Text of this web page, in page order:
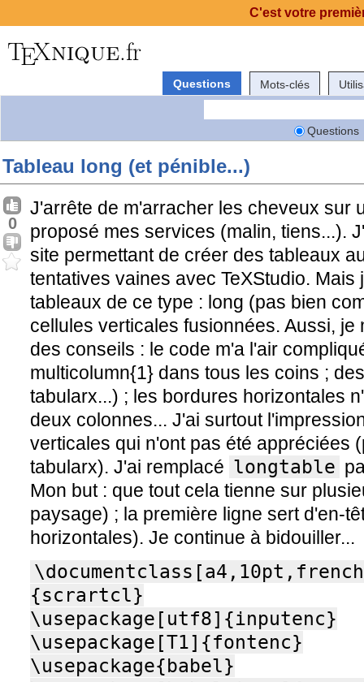
Questions Mots-clés
Questions
Tableau long (et pénible...)
0
J'arrête de m'arracher les cheveux sur
proposé mes services (malin, tiens...).
site permettant de créer des tableaux
tentatives vaines avec TeXStudio.
tableaux de ce type : long (pas bien
cellules verticales fusionnées. Aussi, je
des conseils : le code m'a l'air
multicolumn{1} dans tous les coins ;
tabularx...) ; les bordures horizontales
deux colonnes... J'ai surtout
verticales qui n'ont pas été appréciées
tabularx). J'ai remplacé longtable
Mon but : que tout cela tienne sur
paysage) ; la première ligne sert d'en-
horizontales). Je continue à bidouiller...
\documentclass[a4,10pt,french,landscape]{scrartcl}
\usepackage[utf8]{inputenc}
\usepackage[T1]{fontenc}
\usepackage{babel}
\usepackage[babel=true]{csquotes}
\usepackage{ragged2e, ltablex, booktabs, makecell}
\renewcommand\theadfont{\normalsize\bfseries}
\usepackage{graphicx}
\usepackage{grffile}
\usepackage{longtable}
\usepackage{multirow}
\usepackage{wrapfig}
\usepackage{rotating}
\usepackage[normalem]{ulem}
\usepackage{amsmath}
\usepackage{textcomp}
\usepackage{amssymb}
\usepackage{capt-of}
\usepackage{hyperref}
\begin{document}
    \begin{ltablex}{@{}|l|l|c|l|@{}}
    \toprule
    \multicolumn{1}{|c|}{\textbf{Âge}}           & \multicolumn{1}{c|}{\textbf{Piaget (1896-1980)}}                                                                                                                                                                                                                                                                                                                                                                                                                                                                                                                                                                                                        & \textbf{Wallon (1896-1962)}                                                                                                                                                                                                                                                                                                                                                                                                                                                             & \multicolumn{1}{c|}{\textbf{Freud (1856-1939)}}                                                                                                                                                                          \\* \midrule
    \endhead
    %
    \multirow{3}{*}{\textbf{Avant la naissance}} & \multicolumn{1}{c|}{\multirow{3}{*}{\textbf{}}}                                                                                                                                                                                                                                                                                                                                                                                                                                                                                                                                                                                                         & \textbf{Stade intra-utérin}                                                                                                                                                                                                                                                                                                                                                                                                                                                             & \multicolumn{1}{c|}{\textbf{Hypothèse d'un stade foetal}}                                                                                                                                                                \\* \cmidrule(l){4-4} 
    & \multicolumn{1}{c|}{}                                                                                                                                                                                                                                                                                                                                                                                                                                                                                                                                                                                                                                   & \textit{(centripète)}                                                                                                                                                                                                                                                                                                                                                                                                                                                                   & \multirow{2}{*}{\begin{tabular}[c]{@{}l@{}}- Narcissisme absolu;\\ - Indifférence primitive, anobjectivité.\end{tabular}}                                                                                                \\* \cmidrule(lr){3-3}
    & \multicolumn{1}{c|}{}                                                                                                                                                                                                                                                                                                                                                                                                                                                                                                                                                                                                                                   & \multicolumn{1}{l|}{\begin{tabular}[c]{@{}l@{}}- Symbiose biologique mère-enfant;\\ \\ - Primat de l'anabolisme;\\ - Parasitisme radical;- Réactions posturales à des stimuli.\end{tabular}}                                                                                                                                                                                                                                                                                            &                                                                                                                                                                                                                          \\* \midrule
    \multirow{3}{*}{\textbf{2 à 3 mois}}         & \multicolumn{1}{c|}{\textbf{Stade sensori-moteur}}                                                                                                                                                                                                                                                                                                                                                                                                                                                                                                                                                                                                      & \textbf{Stade de l'impulsivité}                                                                                                                                                                                                                                                                                                                                                                                                                                                         &
C'est votre